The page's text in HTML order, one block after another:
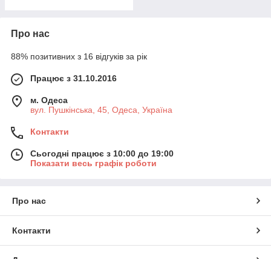
Про нас
88% позитивних з 16 відгуків за рік
Працює з 31.10.2016
м. Одеса
вул. Пушкінська, 45, Одеса, Україна
Контакти
Сьогодні працює з 10:00 до 19:00
Показати весь графік роботи
Про нас
Контакти